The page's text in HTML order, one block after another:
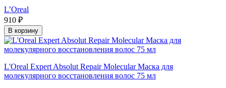
L’Oreal
910 ₽
В корзину
L'Oreal Expert Absolut Repair Molecular Маска для
молекулярного восстановления волос 75 мл